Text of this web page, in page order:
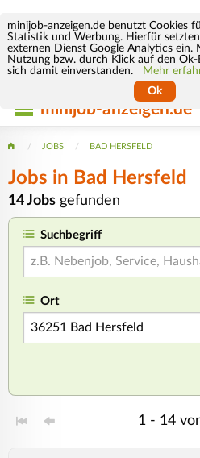
minijob-anzeigen.de benutzt Cookies
Statistik und Werbung. Hierfür
externen Dienst Google Analytics ein.
Nutzung bzw. durch Klick auf den
sich damit einverstanden.
Mehr
Ok
minijob-anzeigen.de
JOBS BAD HERSFELD
Jobs in Bad Hersfeld
14 Jobs gefunden
Suchbegriff
Ort
1 - 14